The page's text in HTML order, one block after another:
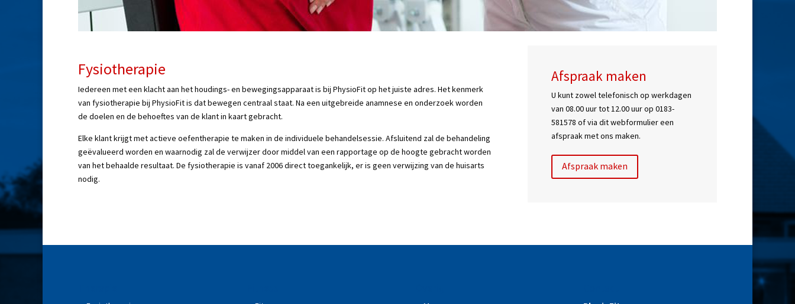
Fysiotherapie
Iedereen met een klacht aan het houdings- en bewegingsapparaat is bij PhysioFit op het juiste adres. Het kenmerk
van fysiotherapie bij PhysioFit is dat bewegen centraal staat. Na een uitgebreide anamnese en onderzoek worden
de doelen en de behoeftes van de klant in kaart gebracht.
Elke klant krijgt met actieve oefentherapie te maken in de individuele behandelsessie. Afsluitend zal de behandeling
geëvalueerd worden en waarnodig zal de verwijzer door middel van een rapportage op de hoogte gebracht worden
van het behaalde resultaat. De fysiotherapie is vanaf 2006 direct toegankelijk, er is geen verwijzing van de huisarts
nodig.
Afspraak maken
U kunt zowel telefonisch op werkdagen
van 08.00 uur tot 12.00 uur op 0183-
581578 of via dit webformulier een
afspraak met ons maken.
Afspraak maken